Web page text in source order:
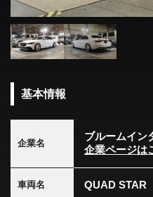
基本情報
企業名
ブルームイン
企業ページは
車両名 QUAD STAR